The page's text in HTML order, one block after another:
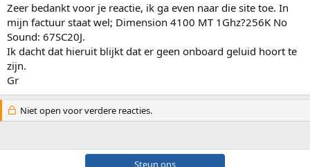
Zeer bedankt voor je reactie, ik ga even naar die site toe. In
mijn factuur staat wel; Dimension 4100 MT 1Ghz?256K No
Sound: 67SC20J.
Ik dacht dat hieruit blijkt dat er geen onboard geluid hoort te
zijn.
Gr
Niet open voor verdere reacties.
Steun ons